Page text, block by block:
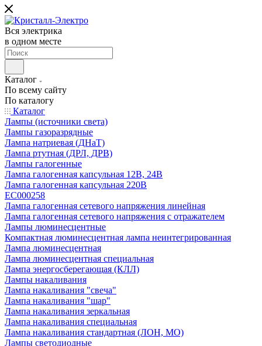
Вся электрика
в одном месте
Каталог
По всему сайту
По каталогу
Каталог
Лампы (источники света)
Лампы газоразрядные
Лампа натриевая (ДНаТ)
Лампа ртутная (ДРЛ, ДРВ)
Лампы галогенные
Лампа галогенная капсульная 12В, 24В
Лампа галогенная капсульная 220В
EC000258
Лампа галогенная сетевого напряжения линейная
Лампа галогенная сетевого напряжения с отражателем
Лампы люминесцентные
Компактная люминесцентная лампа неинтегрированная
Лампа люминесцентная
Лампа люминесцентная специальная
Лампа энергосберегающая (КЛЛ)
Лампы накаливания
Лампа накаливания "свеча"
Лампа накаливания "шар"
Лампа накаливания зеркальная
Лампа накаливания специальная
Лампа накаливания стандартная (ЛОН, МО)
Лампы светодиодные